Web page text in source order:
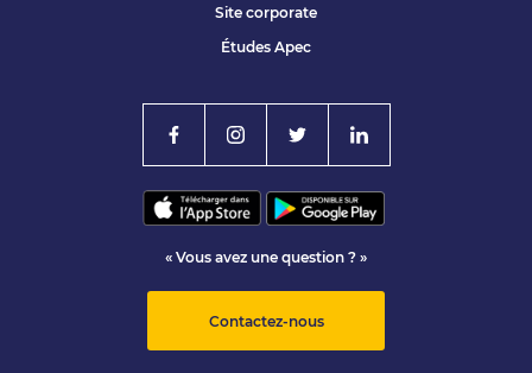
Site corporate
Études Apec
« Vous avez une question ? »
Contactez-nous